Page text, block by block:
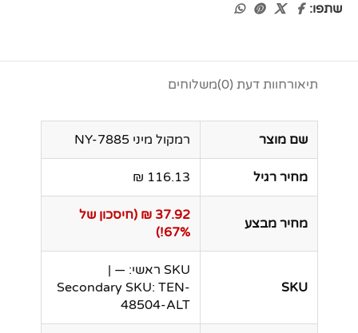
שתפו:
תיאורחוות דעת (0) משלוחים
שם מוצר רמקול מיני NY-7885
מחיר רגיל 116.13 ₪
מחיר מבצע
37.92 ₪ (חיסכון של
67%!)
SKU
SKU ראשי: — |
Secondary SKU: TEN-
48504-ALT